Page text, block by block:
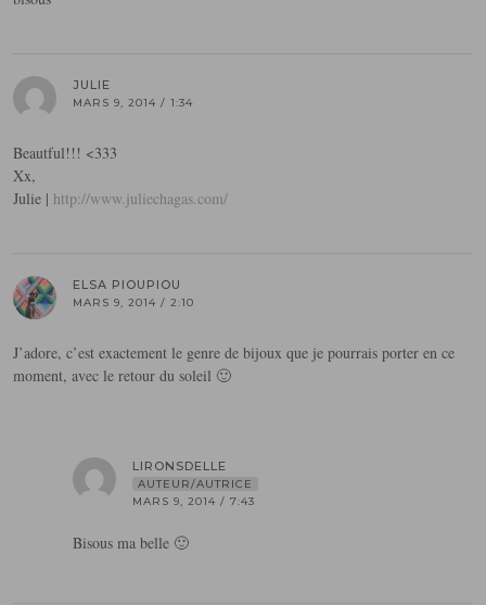
JULIE
MARS 9, 2014 / 1:34
Beautful!!! <333
Xx,
Julie | http://www.juliechagas.com/
ELSA PIOUPIOU
MARS 9, 2014 / 2:10
J’adore, c’est exactement le genre de bijoux que je pourrais porter en ce
moment, avec le retour du soleil 🙂
LIRONSDELLE
AUTEUR/AUTRICE
MARS 9, 2014 / 7:43
Bisous ma belle 🙂